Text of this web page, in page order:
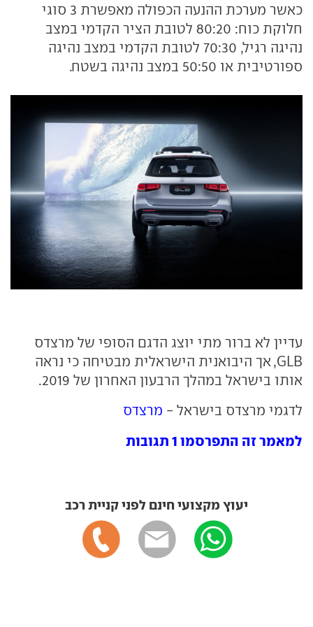
כאשר מערכת ההנעה הכפולה מאפשרת 3 סוגי
חלוקת כוח: 80:20 לטובת הציר הקדמי במצב
נהיגה רגיל, 70:30 לטובת הקדמי במצב נהיגה
ספורטיבית או 50:50 במצב נהיגה בשטח.
עדיין לא ברור מתי יוצג הדגם הסופי של מרצדס
GLB, אך היבואנית הישראלית מבטיחה כי נראה
אותו בישראל במהלך הרבעון האחרון של 2019.
לדגמי מרצדס בישראל - מרצדס
למאמר זה התפרסמו 1 תגובות
יעוץ מקצועי חינם לפני קניית רכב